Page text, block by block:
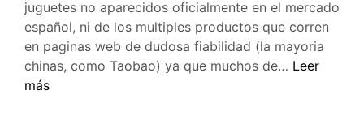
juguetes no aparecidos oficialmente en el mercado
español, ni de los multiples productos que corren
en paginas web de dudosa fiabilidad (la mayoria
chinas, como Taobao) ya que muchos de… Posible
Leer
más